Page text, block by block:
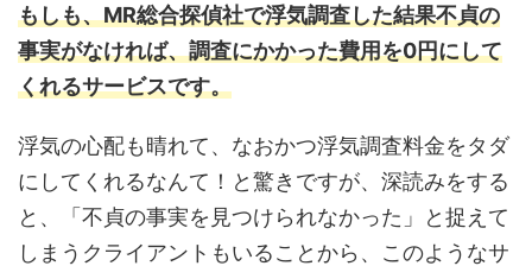
もしも、MR総合探偵社で浮気調査した結果不貞の
事実がなければ、調査にかかった費用を0円にして
くれるサービスです。
浮気の心配も晴れて、なおかつ浮気調査料金をタダ
にしてくれるなんて！と驚きですが、深読みをする
と、「不貞の事実を見つけられなかった」と捉えて
しまうクライアントもいることから、このようなサ